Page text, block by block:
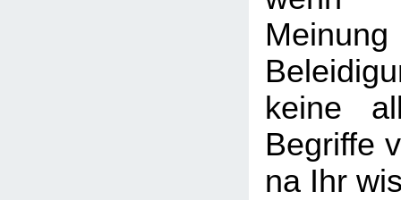
keine
Begriffe
na Ihr